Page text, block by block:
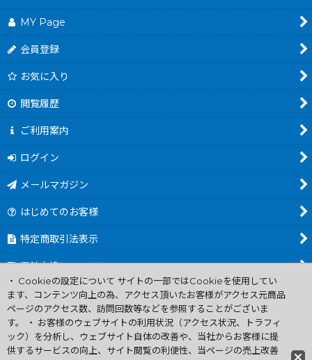
MY Page
会員登録
お気に入り
閲覧履歴
ご利用案内
ログイン
メールマガジン
はじめてのお客様
特定商取引法表示
電池交換について
商品カテゴリ一覧
Worldwide Shipping Guide
・ Cookieの設定について サイトの一部ではCookieを使用してい
ます、コンテンツ向上の為、アクセス頂いたお客様がアクセス元商品
ページのアクセス数、訪問回数等などを参照することがございま
す。 ・ お客様のウェブサイトの利用状況（アクセス状況、トラフィ
ック）を分析し、ウェブサイト自体の改善や、当社からお客様に提
供するサービスの向上、サイト閲覧の利便性、当ページの売上改善